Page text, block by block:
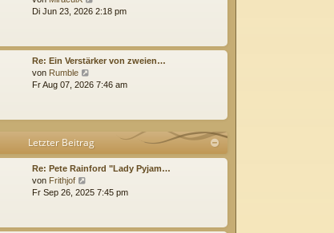
i
a
g
e
s
t
r
i
r
a
g
Di Jun 23, 2026 2:18 pm
Re: Ein Verstärker von zweien…
von Rumble
e
s
e
r
B
i
a
Fr Aug 07, 2026 7:46 am
Letzter Beitrag
Re: Pete Rainford "Lady Pyjam…
von Frithjof
e
s
Fr Sep 26, 2025 7:45 pm